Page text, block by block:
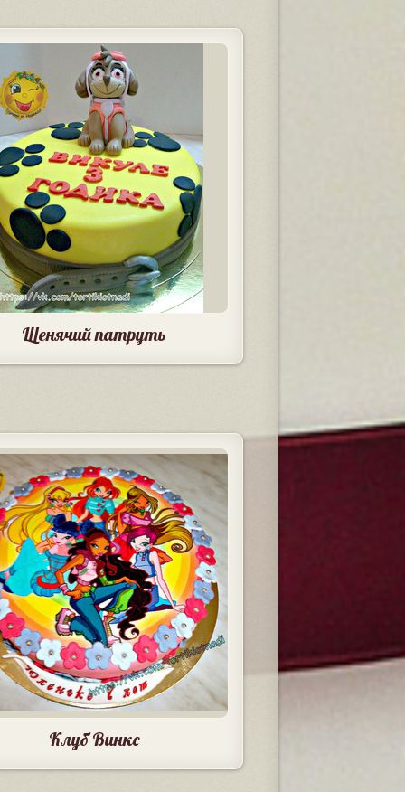
Щенячий патруть
Клуб Винкс